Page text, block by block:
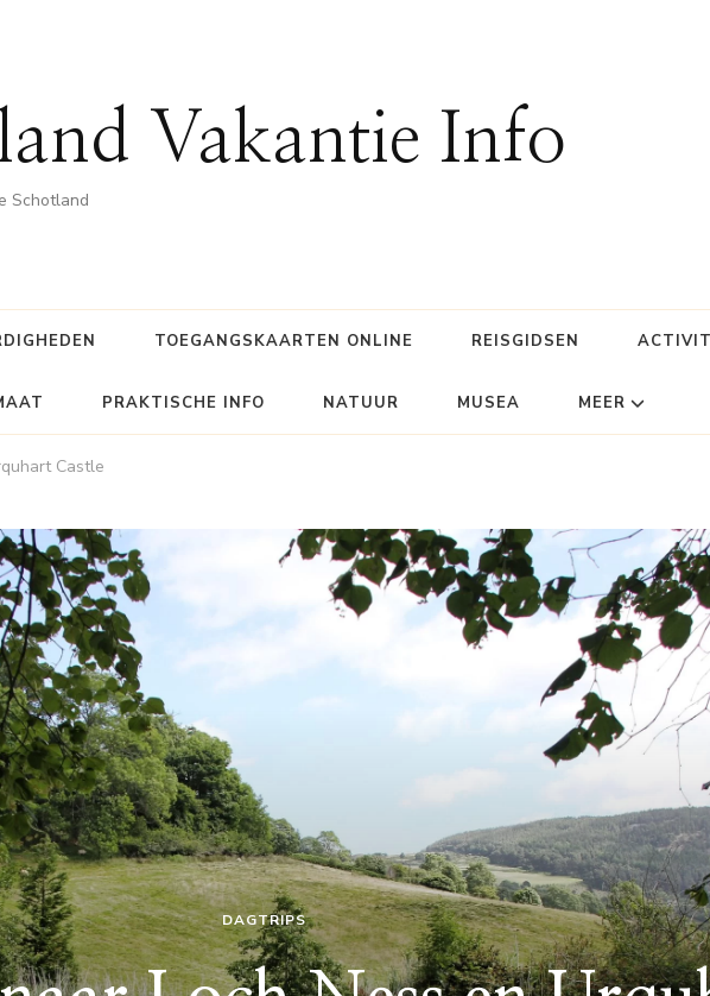
Vakantie Info
Schotland
TOEGANGSKAARTEN ONLINE REISGIDSEN
PRAKTISCHE INFO NATUUR MUSEA MEER
Castle
DAGTRIPS